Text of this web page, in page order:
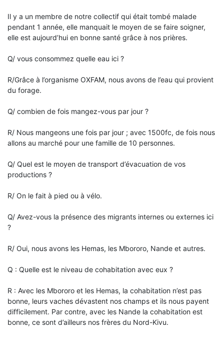
Il y a un membre de notre collectif qui était tombé malade
pendant 1 année, elle manquait le moyen de se faire soigner,
elle est aujourd’hui en bonne santé grâce à nos prières.
Q/ vous consommez quelle eau ici ?
R/Grâce à l’organisme OXFAM, nous avons de l’eau qui provient
du forage.
Q/ combien de fois mangez-vous par jour ?
R/ Nous mangeons une fois par jour ; avec 1500fc, de fois nous
allons au marché pour une famille de 10 personnes.
Q/ Quel est le moyen de transport d’évacuation de vos
productions ?
R/ On le fait à pied ou à vélo.
Q/ Avez-vous la présence des migrants internes ou externes ici
?
R/ Oui, nous avons les Hemas, les Mbororo, Nande et autres.
Q : Quelle est le niveau de cohabitation avec eux ?
R : Avec les Mbororo et les Hemas, la cohabitation n’est pas
bonne, leurs vaches dévastent nos champs et ils nous payent
difficilement. Par contre, avec les Nande la cohabitation est
bonne, ce sont d’ailleurs nos frères du Nord-Kivu.